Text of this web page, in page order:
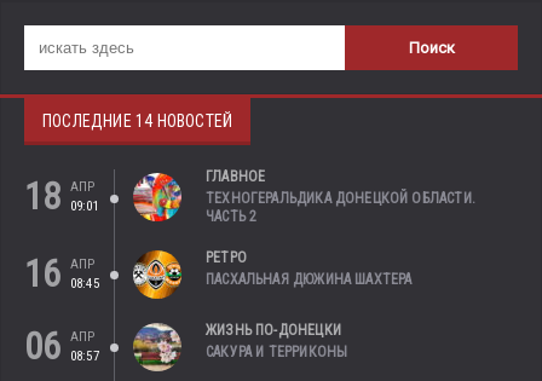
ПОСЛЕДНИЕ 14 НОВОСТЕЙ
18
АПР
09:01
ГЛАВНОЕ
ТЕХНОГЕРАЛЬДИКА ДОНЕЦКОЙ ОБЛАСТИ.
ЧАСТЬ 2
16
АПР
08:45
РЕТРО
ПАСХАЛЬНАЯ ДЮЖИНА ШАХТЕРА
06
АПР
08:57
ЖИЗНЬ ПО-ДОНЕЦКИ
САКУРА И ТЕРРИКОНЫ